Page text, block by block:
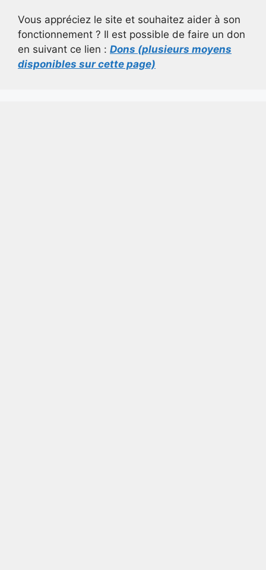
Vous appréciez le site et souhaitez aider à son
fonctionnement ? Il est possible de faire un don
en suivant ce lien : Dons (plusieurs moyens
disponibles sur cette page)